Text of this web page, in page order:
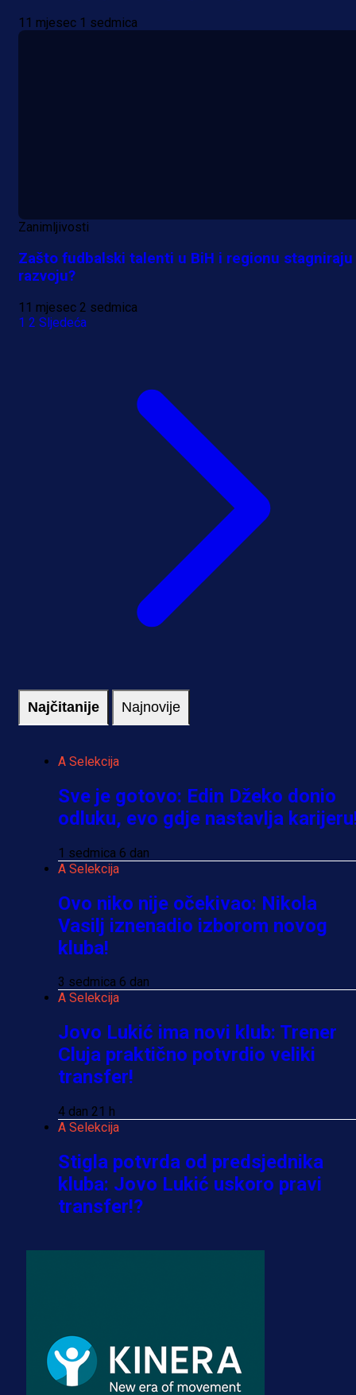
11 mjesec 1 sedmica
Zanimljivosti
Zašto fudbalski talenti u BiH i regionu stagniraju
razvoju?
11 mjesec 2 sedmica
1 2 Sljedeća
Najčitanije Najnovije
A Selekcija
Sve je gotovo: Edin Džeko donio
odluku, evo gdje nastavlja
1 sedmica 6 dan
A Selekcija
Ovo niko nije očekivao: Nikola
Vasilj iznenadio izborom novog
kluba!
3 sedmica 6 dan
A Selekcija
Jovo Lukić ima novi klub: Trener
Cluja praktično potvrdio veliki
transfer!
4 dan 21 h
A Selekcija
Stigla potvrda od predsjednika
kluba: Jovo Lukić uskoro pravi
transfer!?
dres BiH!
3 sedmica 5 dan
Premijer liga BiH